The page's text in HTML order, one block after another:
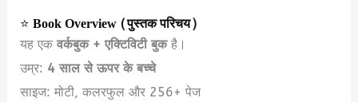
⭐Book Overview (पुस्तक परिचय)
यह एकवर्कबुक + एक्टिविटी बुकहै।
उम्र: 4 साल से ऊपर के बच्चे
साइज: मोटी, कलरफुल और 256+ पेज